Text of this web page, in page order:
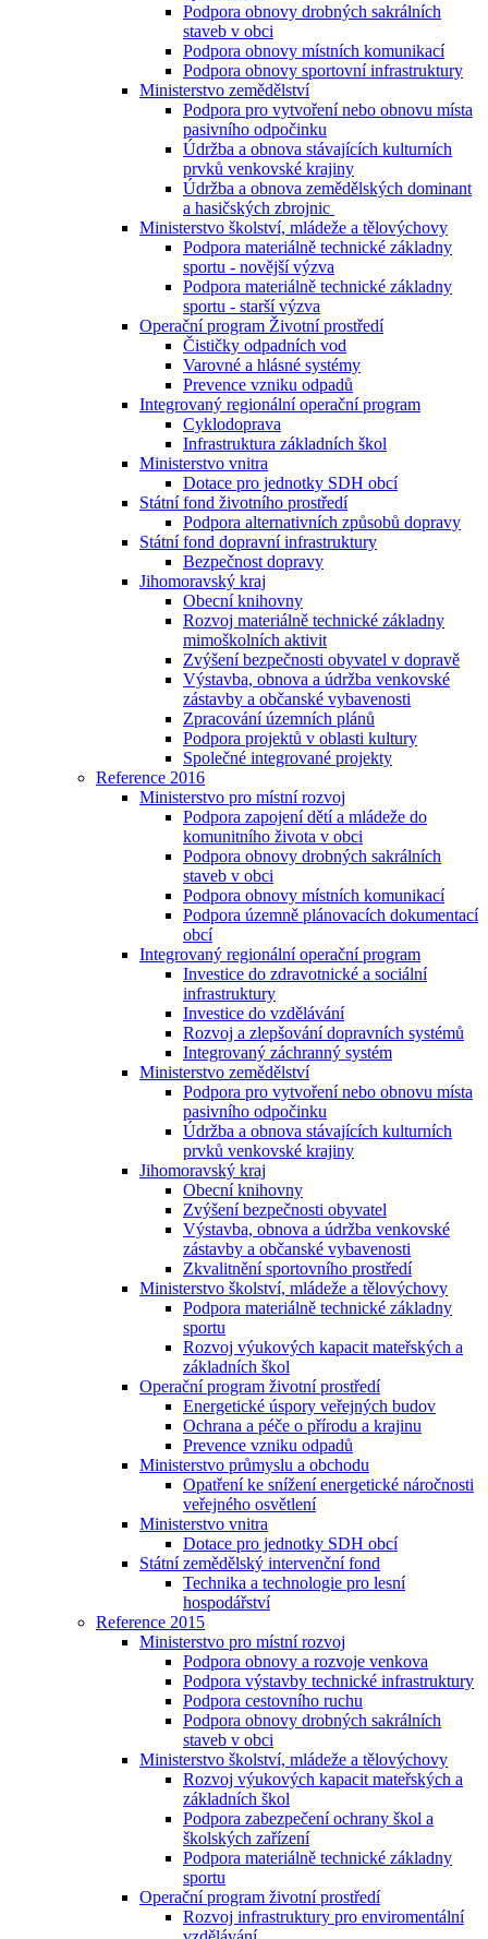
Podpora obnovy drobných sakrálních
staveb v obci
Podpora obnovy místních komunikací
Podpora obnovy sportovní infrastruktury
Ministerstvo zemědělství
Podpora pro vytvoření nebo obnovu místa
pasivního odpočinku
Údržba a obnova stávajících kulturních
prvků venkovské krajiny
Údržba a obnova zemědělských dominant
a hasičských zbrojnic
Ministerstvo školství, mládeže a tělovýchovy
Podpora materiálně technické základny
sportu - novější výzva
Podpora materiálně technické základny
sportu - starší výzva
Operační program Životní prostředí
Čističky odpadních vod
Varovné a hlásné systémy
Prevence vzniku odpadů
Integrovaný regionální operační program
Cyklodoprava
Infrastruktura základních škol
Ministerstvo vnitra
Dotace pro jednotky SDH obcí
Státní fond životního prostředí
Podpora alternativních způsobů dopravy
Státní fond dopravní infrastruktury
Bezpečnost dopravy
Jihomoravský kraj
Obecní knihovny
Rozvoj materiálně technické základny
mimoškolních aktivit
Zvýšení bezpečnosti obyvatel v dopravě
Výstavba, obnova a údržba venkovské
zástavby a občanské vybavenosti
Zpracování územních plánů
Podpora projektů v oblasti kultury
Společné integrované projekty
Reference 2016
Ministerstvo pro místní rozvoj
Podpora zapojení dětí a mládeže do
komunitního života v obci
Podpora obnovy drobných sakrálních
staveb v obci
Podpora obnovy místních komunikací
Podpora územně plánovacích dokumentací
obcí
Integrovaný regionální operační program
Investice do zdravotnické a sociální
infrastruktury
Investice do vzdělávání
Rozvoj a zlepšování dopravních systémů
Integrovaný záchranný systém
Ministerstvo zemědělství
Podpora pro vytvoření nebo obnovu místa
pasivního odpočinku
Údržba a obnova stávajících kulturních
prvků venkovské krajiny
Jihomoravský kraj
Obecní knihovny
Zvýšení bezpečnosti obyvatel
Výstavba, obnova a údržba venkovské
zástavby a občanské vybavenosti
Zkvalitnění sportovního prostředí
Ministerstvo školství, mládeže a tělovýchovy
Podpora materiálně technické základny
sportu
Rozvoj výukových kapacit mateřských a
základních škol
Operační program životní prostředí
Energetické úspory veřejných budov
Ochrana a péče o přírodu a krajinu
Prevence vzniku odpadů
Ministerstvo průmyslu a obchodu
Opatření ke snížení energetické náročnosti
veřejného osvětlení
Ministerstvo vnitra
Dotace pro jednotky SDH obcí
Státní zemědělský intervenční fond
Technika a technologie pro lesní
hospodářství
Reference 2015
Ministerstvo pro místní rozvoj
Podpora obnovy a rozvoje venkova
Podpora výstavby technické infrastruktury
Podpora cestovního ruchu
Podpora obnovy drobných sakrálních
staveb v obci
Ministerstvo školství, mládeže a tělovýchovy
Rozvoj výukových kapacit mateřských a
základních škol
Podpora zabezpečení ochrany škol a
školských zařízení
Podpora materiálně technické základny
sportu
Operační program životní prostředí
Rozvoj infrastruktury pro enviromentální